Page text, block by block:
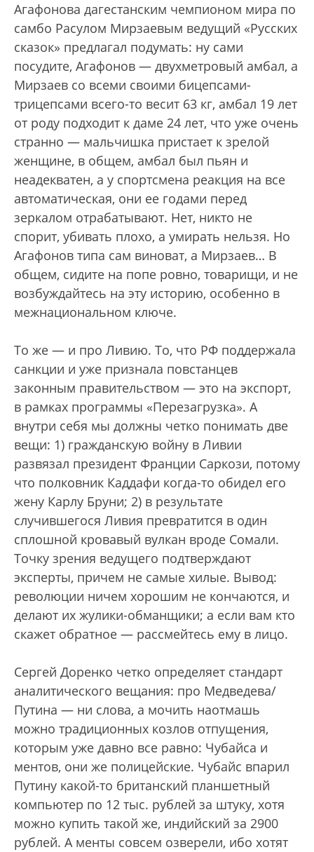
Агафонова дагестанским чемпионом мира по
самбо Расулом Мирзаевым ведущий «Русских
сказок» предлагал подумать: ну сами
посудите, Агафонов — двухметровый амбал, а
Мирзаев со всеми своими бицепсами-
трицепсами всего-то весит 63 кг, амбал 19 лет
от роду подходит к даме 24 лет, что уже очень
странно — мальчишка пристает к зрелой
женщине, в общем, амбал был пьян и
неадекватен, а у спортсмена реакция на все
автоматическая, они ее годами перед
зеркалом отрабатывают. Нет, никто не
спорит, убивать плохо, а умирать нельзя. Но
Агафонов типа сам виноват, а Мирзаев… В
общем, сидите на попе ровно, товарищи, и не
возбуждайтесь на эту историю, особенно в
межнациональном ключе.
То же — и про Ливию. То, что РФ поддержала
санкции и уже признала повстанцев
законным правительством — это на экспорт,
в рамках программы «Перезагрузка». А
внутри себя мы должны четко понимать две
вещи: 1) гражданскую войну в Ливии
развязал президент Франции Саркози, потому
что полковник Каддафи когда-то обидел его
жену Карлу Бруни; 2) в результате
случившегося Ливия превратится в один
сплошной кровавый вулкан вроде Сомали.
Точку зрения ведущего подтверждают
эксперты, причем не самые хилые. Вывод:
революции ничем хорошим не кончаются, и
делают их жулики-обманщики; а если вам кто
скажет обратное — рассмейтесь ему в лицо.
Сергей Доренко четко определяет стандарт
аналитического вещания: про Медведева/
Путина — ни слова, а мочить наотмашь
можно традиционных козлов отпущения,
которым уже давно все равно: Чубайса и
ментов, они же полицейские. Чубайс впарил
Путину какой-то британский планшетный
компьютер по 12 тыс. рублей за штуку, хотя
можно купить такой же, индийский за 2900
рублей. А менты совсем озверели, ибо хотят